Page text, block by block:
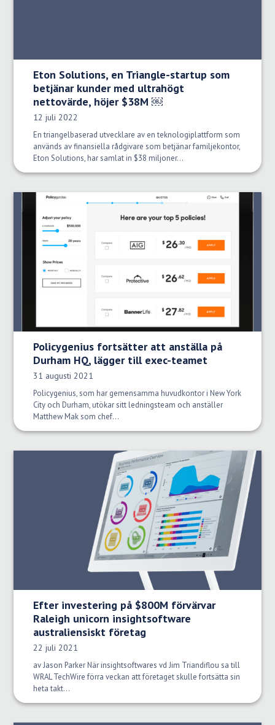
Eton Solutions, en Triangle-startup som
betjänar kunder med ultrahögt
nettovärde, höjer $38M ￼
Publiceringsdatum:
12 juli 2022
En triangelbaserad utvecklare av en teknologiplattform som
används av finansiella rådgivare som betjänar familjekontor,
Eton Solutions, har samlat in $38 miljoner...
Policygenius fortsätter att anställa på
Durham HQ, lägger till exec-teamet
Publiceringsdatum:
31 augusti 2021
Policygenius, som har gemensamma huvudkontor i New York
City och Durham, utökar sitt ledningsteam och anställer
Matthew Mak som chef...
Efter investering på $800M förvärvar
Raleigh unicorn insightsoftware
australiensiskt företag
Publiceringsdatum:
22 juli 2021
av Jason Parker När insightsoftwares vd Jim Triandiflou sa till
WRAL TechWire förra veckan att företaget skulle fortsätta sin
heta takt...